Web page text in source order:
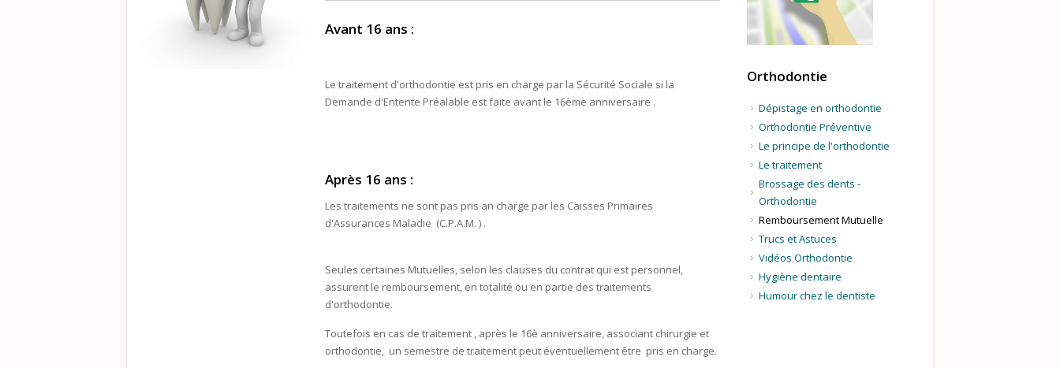
Avant 16 ans :
Le traitement d'orthodontie est pris en charge par la Sécurité Sociale si la
Demande d'Entente Préalable est faite avant le 16ème anniversaire .
Après 16 ans :
Les traitements ne sont pas pris an charge par les Caisses Primaires
d'Assurances Maladie (C.P.A.M. ) .
Seules certaines Mutuelles, selon les clauses du contrat qui est personnel,
assurent le remboursement, en totalité ou en partie des traitements
d'orthodontie.
Toutefois en cas de traitement , après le 16è anniversaire, associant chirurgie et
orthodontie, un semestre de traitement peut éventuellement être pris en charge.
Orthodontie
Dépistage en orthodontie
Orthodontie Préventive
Le principe de l'orthodontie
Le traitement
Brossage des dents -
Orthodontie
Remboursement Mutuelle
Trucs et Astuces
Vidéos Orthodontie
Hygiène dentaire
Humour chez le dentiste